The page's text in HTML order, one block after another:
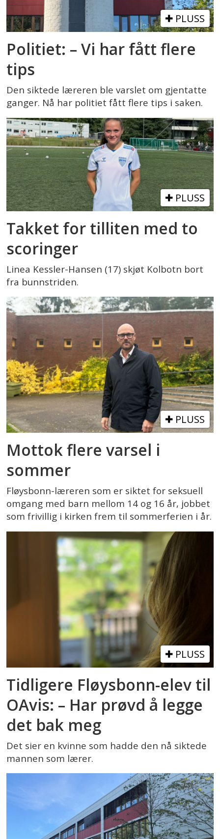
PLUSS
Politiet: – Vi har fått flere
tips
Den siktede læreren ble varslet om gjentatte
ganger. Nå har politiet fått flere tips i saken.
PLUSS
Takket for tilliten med to
scoringer
Linea Kessler-Hansen (17) skjøt Kolbotn bort
fra bunnstriden.
PLUSS
Mottok flere varsel i
sommer
Fløysbonn-læreren som er siktet for seksuell
omgang med barn mellom 14 og 16 år, jobbet
som frivillig i kirken frem til sommerferien i år.
PLUSS
Tidligere Fløysbonn-elev til
OAvis: – Har prøvd å legge
det bak meg
Det sier en kvinne som hadde den nå siktede
mannen som lærer.